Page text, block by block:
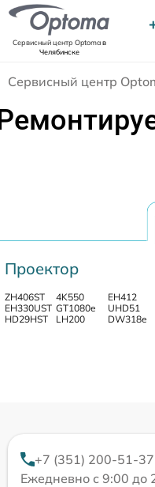
Сервисный центр Optomaв
Челябинске
Сервисный центр
Проектор
ZH406ST 4K550 EH412
EH330UST GT1080e UHD51
HD29HST
LH200 DW318e
+7 (351) 200-51-37
Ежедневно с 9:00 до